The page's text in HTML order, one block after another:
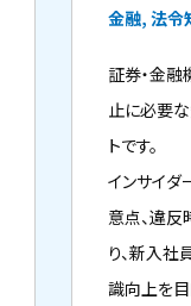
金融, 法令
証券・金融
止に必要
トです。
インサイダ
意点、違反
り、新入
識向上を目